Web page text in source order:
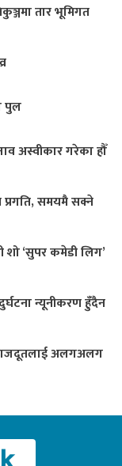
तार भूमिगत
पुल
अस्वीकार गरेका हौँ
प्रगति, समयमै सक्ने
शो ‘सुपर कमेडी लिग’
न्यूनीकरण हुँदैन
अलगअलग